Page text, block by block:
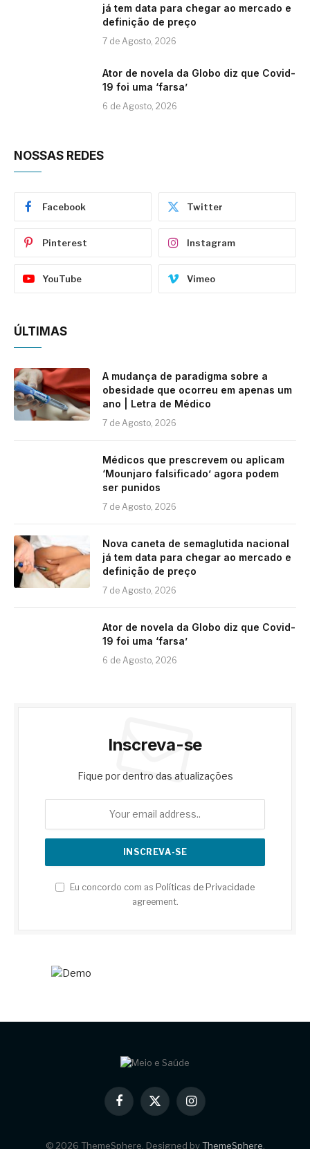
já tem data para chegar ao mercado e
definição de preço
7 de Agosto, 2026
Ator de novela da Globo diz que Covid-
19 foi uma ‘farsa’
6 de Agosto, 2026
NOSSAS REDES
Facebook Twitter
Pinterest Instagram
YouTube Vimeo
ÚLTIMAS
A mudança de paradigma sobre a
obesidade que ocorreu em apenas um
ano | Letra de Médico
7 de Agosto, 2026
Médicos que prescrevem ou aplicam
‘Mounjaro falsificado’ agora podem
ser punidos
7 de Agosto, 2026
Nova caneta de semaglutida nacional
já tem data para chegar ao mercado e
definição de preço
7 de Agosto, 2026
Ator de novela da Globo diz que Covid-
19 foi uma ‘farsa’
6 de Agosto, 2026
Inscreva-se
Fique por dentro das atualizações
Eu concordo com as Políticas de Privacidade
agreement.
Facebook
X
(Twitter)
Instagram
© 2026 ThemeSphere. Designed byThemeSphere